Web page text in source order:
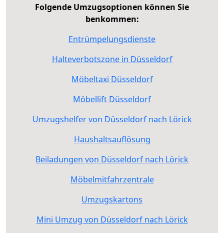
Folgende Umzugsoptionen können Sie
benkommen:
Entrümpelungsdienste
Halteverbotszone in Düsseldorf
Möbeltaxi Düsseldorf
Möbellift Düsseldorf
Umzugshelfer von Düsseldorf nach Lörick
Haushaltsauflösung
Beiladungen von Düsseldorf nach Lörick
Möbelmitfahrzentrale
Umzugskartons
Mini Umzug von Düsseldorf nach Lörick